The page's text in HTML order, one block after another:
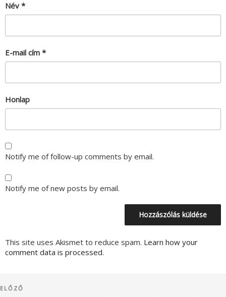
Név *
E-mail cím *
Honlap
Notify me of follow-up comments by email.
Notify me of new posts by email.
This site uses Akismet to reduce spam. Learn how your
comment data is processed.
Korábbi
ELŐZŐ